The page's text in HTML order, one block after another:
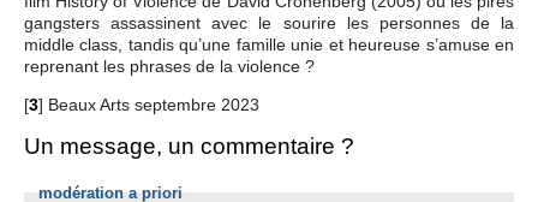
gangsters assassinent avec le sourire les personnes de la
middle class, tandis qu’une famille unie et heureuse s’amuse en
reprenant les phrases de la violence ?
[3] Beaux Arts septembre 2023
Un message, un commentaire ?
modération a priori